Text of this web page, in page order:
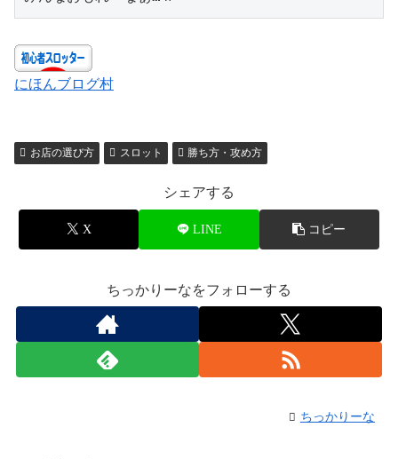
にほんブログ村
お店の選び方 スロット 勝ち方・攻め方
シェアする
X LINE コピー
ちっかりーなをフォローする
ちっかりーな